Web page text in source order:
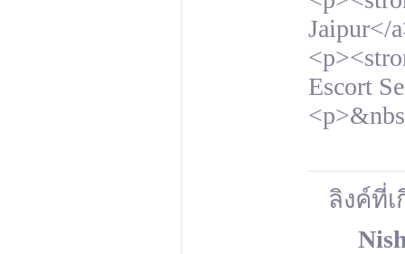
Jaipur</
Escort
ลิงค์ที่